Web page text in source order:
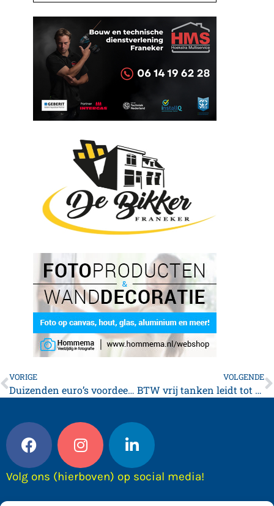
VORIGE
Duizenden euro’s voordeel door verlaging belasting
VOLGENDE
BTW vrij tanken leidt tot file in Franeker (Video)
Volg ons (hierboven) op social media!